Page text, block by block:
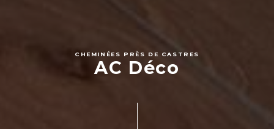
CHEMINÉES PRÈS DE CASTRES
AC Déco